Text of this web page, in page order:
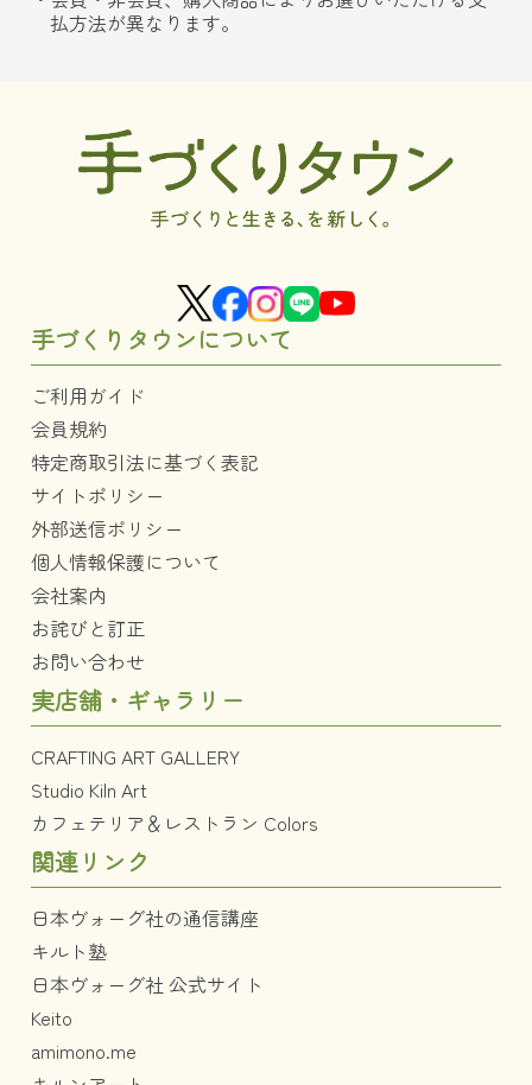
払方法が異なります。
手づくりタウンについて
ご利用ガイド
会員規約
特定商取引法に基づく表記
サイトポリシー
外部送信ポリシー
個人情報保護について
会社案内
お詫びと訂正
お問い合わせ
実店舗・ギャラリー
CRAFTING ART GALLERY
Studio Kiln Art
カフェテリア＆レストラン Colors
関連リンク
日本ヴォーグ社の通信講座
キルト塾
日本ヴォーグ社 公式サイト
Keito
amimono.me